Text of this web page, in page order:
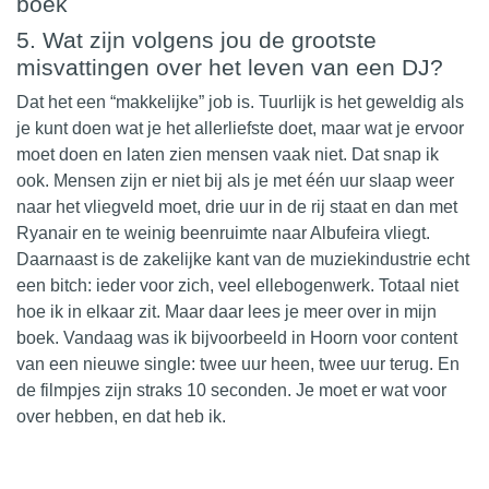
5.⁠ ⁠Wat zijn volgens jou de grootste
misvattingen over het leven van een DJ?
Dat het een “makkelijke” job is. Tuurlijk is het geweldig als
je kunt doen wat je het allerliefste doet, maar wat je ervoor
moet doen en laten zien mensen vaak niet. Dat snap ik
ook. Mensen zijn er niet bij als je met één uur slaap weer
naar het vliegveld moet, drie uur in de rij staat en dan met
Ryanair en te weinig beenruimte naar Albufeira vliegt.
Daarnaast is de zakelijke kant van de muziekindustrie echt
een bitch: ieder voor zich, veel ellebogenwerk. Totaal niet
hoe ik in elkaar zit. Maar daar lees je meer over in mijn
boek. Vandaag was ik bijvoorbeeld in Hoorn voor content
van een nieuwe single: twee uur heen, twee uur terug. En
de filmpjes zijn straks 10 seconden. Je moet er wat voor
over hebben, en dat heb ik.